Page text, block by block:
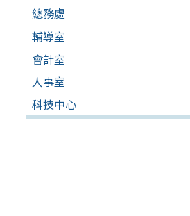
總務處
輔導室
會計室
人事室
科技中心